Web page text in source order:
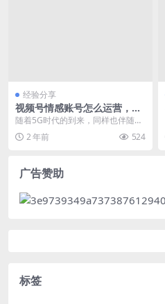
经验分享
视频号情感账号怎么运营，视
频号情感类大揭秘
随着5G时代的到来，同样也伴随着
视频号的崛起，短视频已经到了快
速发展的阶段，大部...
2 年前 524
广告赞助
标签